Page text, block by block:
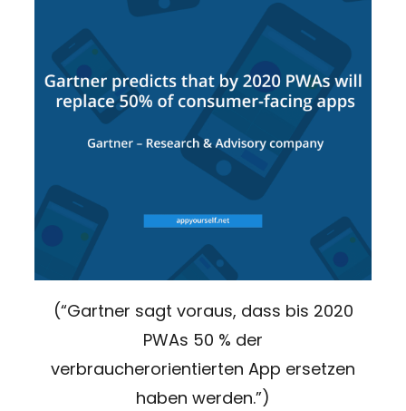
(“Gartner sagt voraus, dass bis 2020
PWAs 50 % der
verbraucherorientierten App ersetzen
haben werden.”)